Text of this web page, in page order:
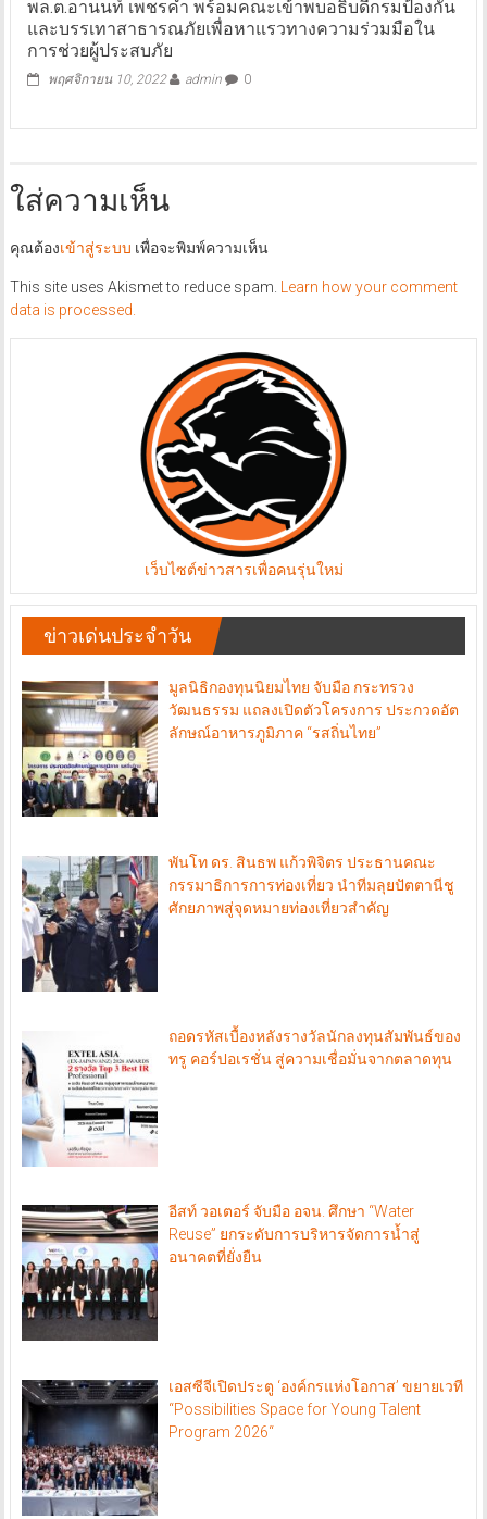
พล.ต.อานนท์ เพชรคำ พร้อมคณะเข้าพบอธิบดีกรมป้องกัน
และบรรเทาสาธารณภัยเพื่อหาแรวทางความร่วมมือใน
การช่วยผู้ประสบภัย
พฤศจิกายน 10, 2022 admin 0
ใส่ความเห็น
คุณต้องเข้าสู่ระบบ เพื่อจะพิมพ์ความเห็น
This site uses Akismet to reduce spam.
Learn how your comment
data is processed.
เว็บไซต์ข่าวสารเพื่อคนรุ่นใหม่
ข่าวเด่นประจำวัน
มูลนิธิกองทุนนิยมไทย จับมือ กระทรวง
วัฒนธรรม แถลงเปิดตัวโครงการ ประกวดอัต
ลักษณ์อาหารภูมิภาค “รสถิ่นไทย”
พันโท ดร. สินธพ แก้วพิจิตร ประธานคณะ
กรรมาธิการการท่องเที่ยว นำทีมลุยปัตตานีชู
ศักยภาพสู่จุดหมายท่องเที่ยวสำคัญ
ถอดรหัสเบื้องหลังรางวัลนักลงทุนสัมพันธ์ของ
ทรู คอร์ปอเรชั่น สู่ความเชื่อมั่นจากตลาดทุน
อีสท์ วอเตอร์ จับมือ อจน. ศึกษา “Water
Reuse” ยกระดับการบริหารจัดการน้ำสู่
อนาคตที่ยั่งยืน
เอสซีจีเปิดประตู ‘องค์กรแห่งโอกาส’ ขยายเวที
“Possibilities Space for Young Talent
Program 2026“